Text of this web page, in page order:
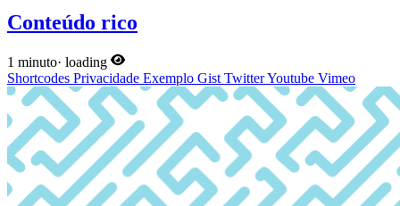
Conteúdo rico
1 minuto· loading
Shortcodes Privacidade Exemplo Gist TwitterYoutube Vimeo